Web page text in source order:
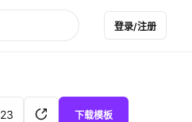
登录/注册
23 下载模板